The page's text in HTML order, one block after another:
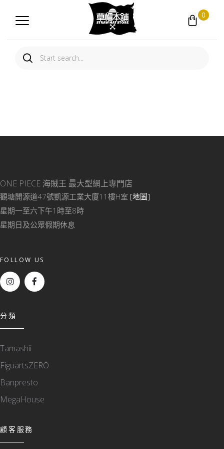
0
ONE PIECE 海賊王 最大型網上專門店
觀塘開源道47號凱源工業大廈11樓H室 [地圖]
星期一至六下午1時至8時
星期日及公眾假期休息
FOLLOW US
分類
Tamashii
FiguartsZERO
Banpresto
MegaHouse
顧客服務